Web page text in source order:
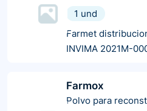
1 und
Farmet
INVIMA 2021M-
Farmox
Polvo para